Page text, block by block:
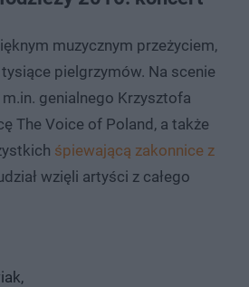
muzycznym przeżyciem,
pielgrzymów. Na scenie
genialnego Krzysztofa
The Voice of Poland, a także
śpiewającą zakonnice z
wzięli artyści z całego